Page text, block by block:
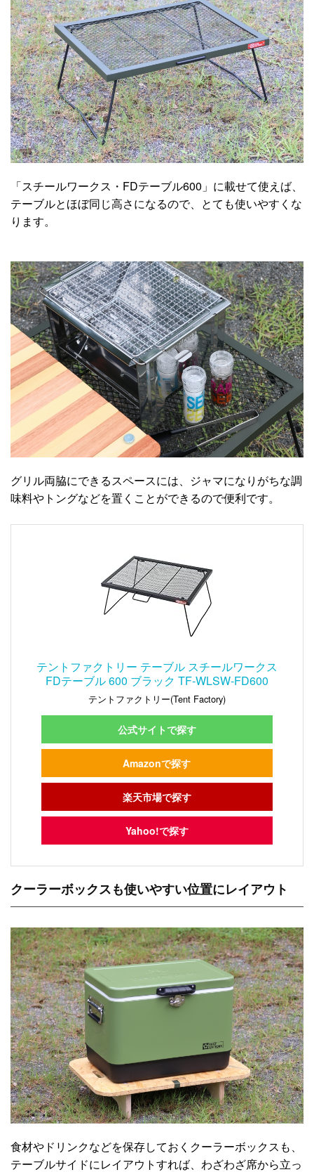
「スチールワークス・FDテーブル600」に載せて使えば、
テーブルとほぼ同じ高さになるので、とても使いやすくな
ります。
グリル両脇にできるスペースには、ジャマになりがちな調
味料やトングなどを置くことができるので便利です。
テントファクトリー テーブル スチールワークス
FDテーブル 600 ブラック TF-WLSW-FD600
テントファクトリー(Tent Factory)
公式サイトで探す
Amazonで探す
楽天市場で探す
Yahoo!で探す
クーラーボックスも使いやすい位置にレイアウト
食材やドリンクなどを保存しておくクーラーボックスも、
テーブルサイドにレイアウトすれば、わざわざ席から立っ